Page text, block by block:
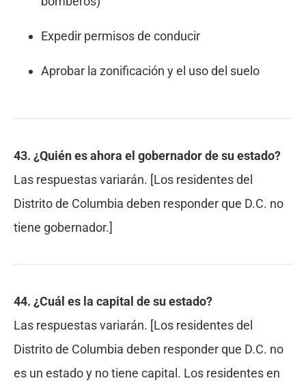
Expedir permisos de conducir
Aprobar la zonificación y el uso del suelo
43. ¿Quién es ahora el gobernador de su estado?
Las respuestas variarán. [Los residentes del
Distrito de Columbia deben responder que D.C. no
tiene gobernador.]
44. ¿Cuál es la capital de su estado?
Las respuestas variarán. [Los residentes del
Distrito de Columbia deben responder que D.C. no
es un estado y no tiene capital. Los residentes en